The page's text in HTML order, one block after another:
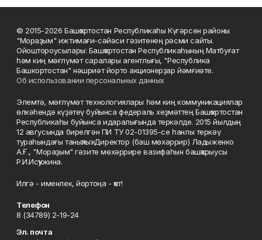
© 2015-2026 Башҡортостан Республикаһы Күгәрсен районы
"Мораҙым" ижтимағи-сәйәси гәзитенең рәсми сайты.
Ойоштороусылары: Башҡортостан Республикаһының Матбуғат
һәм киң мәғлүмәт саралары агентлығы, "Республика
Башкортостан" нәшриәт йорто акционерҙар йәмғиәте.
Об использовании персональных данных
Элемтә, мәғлүмәт технологиялары һәм киң коммуникациялар
өлкәһендә күҙәтеү буйынса федераль хеҙмәттең Башҡортостан
Республикаһы буйынса идаралығында теркәлде. 2015 йылдың
12 авгусында бирелгән ПИ ТУ 02-01395-се һанлы теркәү
тураһындағы таныҡлыҡ. Директор (баш мөхәррир) Ладыженко
А.Ғ., "Мораҙым" гәзите мөхәррире вазифаһын башҡарыусы
Р.И.Исҡужина.
Илгә - именлек, йортоңа - ҡот!
Телефон
8 (34789) 2-19-24
Эл. почта